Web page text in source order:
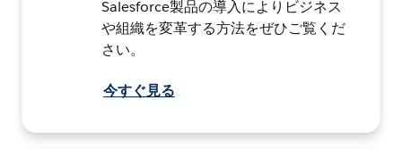
Salesforce製品の導入によりビジネス
や組織を変革する方法をぜひご覧くだ
さい。
今すぐ見る